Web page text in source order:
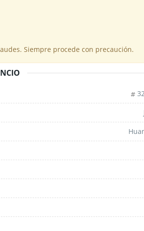
Siempre procede con precaución.